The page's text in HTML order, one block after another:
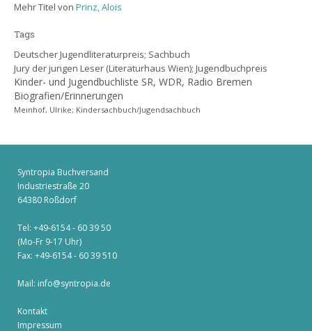
Mehr Titel von Prinz, Alois
Tags
Deutscher Jugendliteraturpreis; Sachbuch
Jury der jungen Leser (Literaturhaus Wien); Jugendbuchpreis
Kinder- und Jugendbuchliste SR, WDR, Radio Bremen
Biografien/Erinnerungen
Meinhof, Ulrike; Kindersachbuch/Jugendsachbuch
Syntropia Buchversand
Industriestraße 20
64380 Roßdorf
Tel: +49-6154 - 60 39 50
(Mo-Fr 9-17 Uhr)
Fax: +49-6154 - 60 39 510
Mail: info@syntropia.de
Kontakt
Impressum